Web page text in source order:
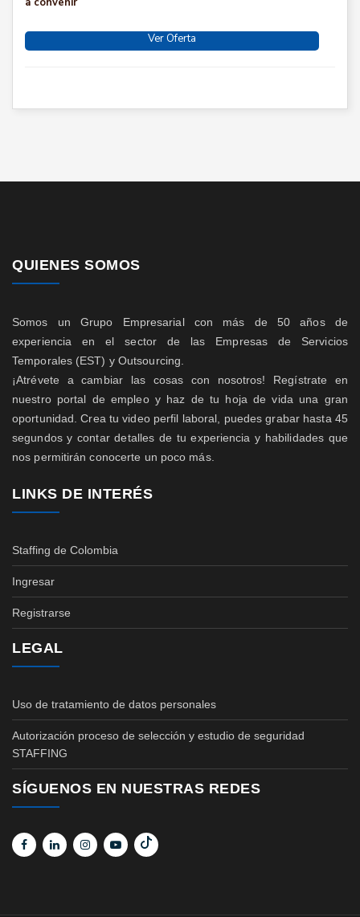
Ver Oferta
QUIENES SOMOS
Somos un Grupo Empresarial con más de 50 años de
experiencia en el sector de las Empresas de Servicios
Temporales (EST) y Outsourcing.
¡Atrévete a cambiar las cosas con nosotros! Regístrate en
nuestro portal de empleo y haz de tu hoja de vida una gran
oportunidad. Crea tu video perfil laboral, puedes grabar hasta 45
segundos y contar detalles de tu experiencia y habilidades que
nos permitirán conocerte un poco más.
LINKS DE INTERÉS
Staffing de Colombia
Ingresar
Registrarse
LEGAL
Uso de tratamiento de datos personales
Autorización proceso de selección y estudio de seguridad
STAFFING
SÍGUENOS EN NUESTRAS REDES